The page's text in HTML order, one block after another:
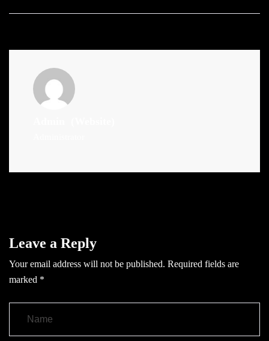
Leave a Reply
Your email address will not be published. Required fields are
marked *